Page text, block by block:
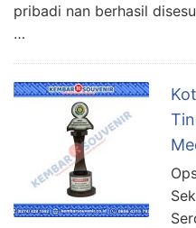
pribadi nan berhasil
…